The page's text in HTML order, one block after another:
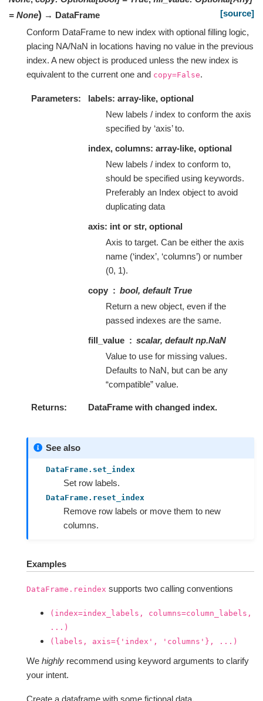
= None) → DataFrame
[source]
Conform DataFrame to new index with optional filling logic,
placing NA/NaN in locations having no value in the previous
index. A new object is produced unless the new index is
equivalent to the current one and copy=False.
Parameters
labels: array-like, optional
New labels / index to conform the axis
specified by ‘axis’ to.
index, columns: array-like, optional
New labels / index to conform to,
should be specified using keywords.
Preferably an Index object to avoid
duplicating data
axis: int or str, optional
Axis to target. Can be either the axis
name (‘index’, ‘columns’) or number
(0, 1).
copy
bool, default True
Return a new object, even if the
passed indexes are the same.
fill_value
scalar, default np.NaN
Value to use for missing values.
Defaults to NaN, but can be any
“compatible” value.
Returns DataFrame with changed index.
See also
DataFrame.set_index
Set row labels.
DataFrame.reset_index
Remove row labels or move them to new
columns.
Examples
DataFrame.reindex supports two calling conventions
(index=index_labels,
columns=column_labels,
...)
(labels,
axis={'index', 'columns'}, ...)
We highly recommend using keyword arguments to clarify
your intent.